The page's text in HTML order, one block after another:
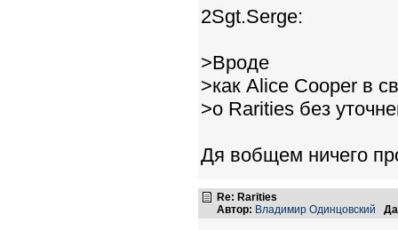
2Sgt.Serge:
>Вроде
>как Alice Cooper в
>о Rarities без
Дя вобщем ничего
Re: Rarities
Автор: Владимир Одинцовский